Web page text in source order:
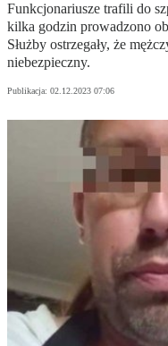
Funkcjonariusze trafili do
kilka godzin prowadzono
Służby ostrzegały, że
niebezpieczny.
Publikacja: 02.12.2023 07:06